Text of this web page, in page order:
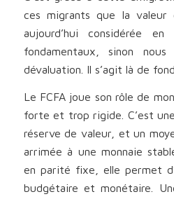
ces migrants que la valeur
aujourd’hui considérée
fondamentaux, sinon nous
dévaluation. Il s’agit là de
Le FCFA joue son rôle de
forte et trop rigide. C’est
réserve de valeur, et un
arrimée à une monnaie
en parité fixe, elle permet
budgétaire et monétaire.